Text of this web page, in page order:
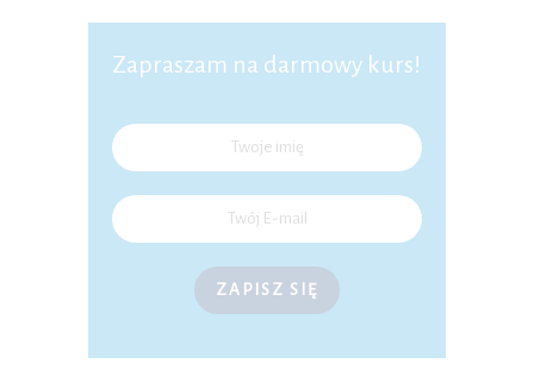
Zapraszam na darmowy kurs!
ZAPISZ SIĘ